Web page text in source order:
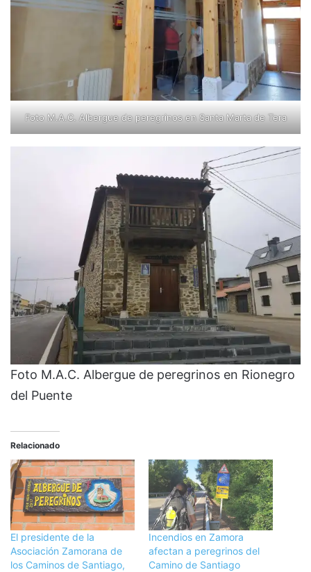
Foto M.A.C. Albergue de peregrinos en Santa Marta de Tera
Foto M.A.C. Albergue de peregrinos en Rionegro
del Puente
Relacionado
El presidente de la
Asociación Zamorana de
los Caminos de Santiago,
Incendios en Zamora
afectan a peregrinos del
Camino de Santiago